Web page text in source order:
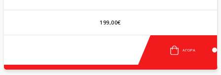
199,00€
ΑΓΟΡΆ